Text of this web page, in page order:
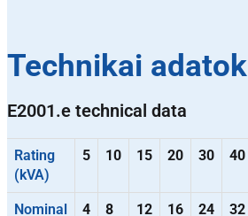
Technikai adatok
E2001.e technical data
Rating
(kVA)
5 10 15 20 30 40
Nominal
4 8 12 16 24 32